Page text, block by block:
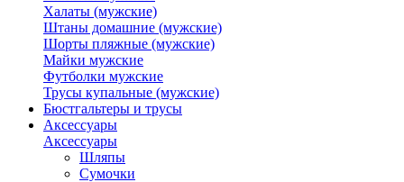
Халаты (мужские)
Штаны домашние (мужские)
Шорты пляжные (мужские)
Майки мужские
Футболки мужские
Трусы купальные (мужские)
Бюстгальтеры и трусы
Аксессуары
Аксессуары
Шляпы
Сумочки